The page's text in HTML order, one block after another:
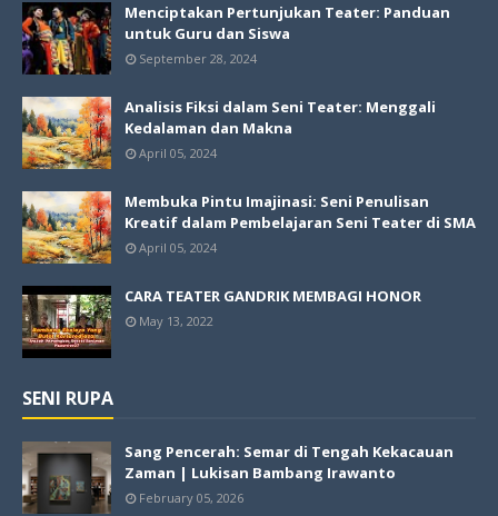
Menciptakan Pertunjukan Teater: Panduan
untuk Guru dan Siswa
September 28, 2024
Analisis Fiksi dalam Seni Teater: Menggali
Kedalaman dan Makna
April 05, 2024
Membuka Pintu Imajinasi: Seni Penulisan
Kreatif dalam Pembelajaran Seni Teater di SMA
April 05, 2024
CARA TEATER GANDRIK MEMBAGI HONOR
May 13, 2022
SENI RUPA
Sang Pencerah: Semar di Tengah Kekacauan
Zaman | Lukisan Bambang Irawanto
February 05, 2026